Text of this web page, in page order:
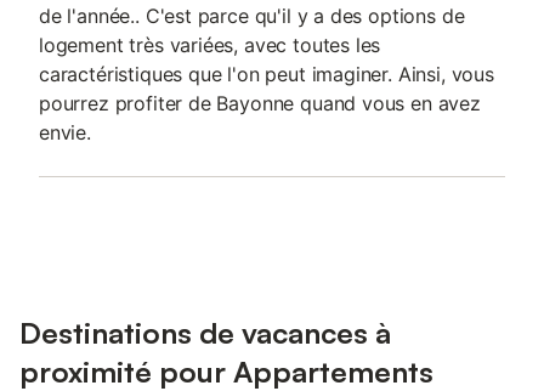
de l'année.. C'est parce qu'il y a des options de
logement très variées, avec toutes les
caractéristiques que l'on peut imaginer. Ainsi, vous
pourrez profiter de Bayonne quand vous en avez
envie.
Destinations de vacances à
proximité pour Appartements